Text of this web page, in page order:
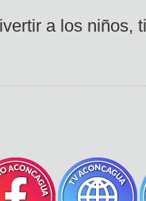
a los niños,